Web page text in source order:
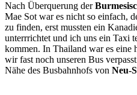
Nach Überquerung der
Mae Sot war es nicht so einfach,
zu finden, erst mussten ein
unterrrichtet und ich uns ein Taxi
kommen. In Thailand war es eine
wir fast noch unseren Bus
Nähe des Busbahnhofs von Neu-